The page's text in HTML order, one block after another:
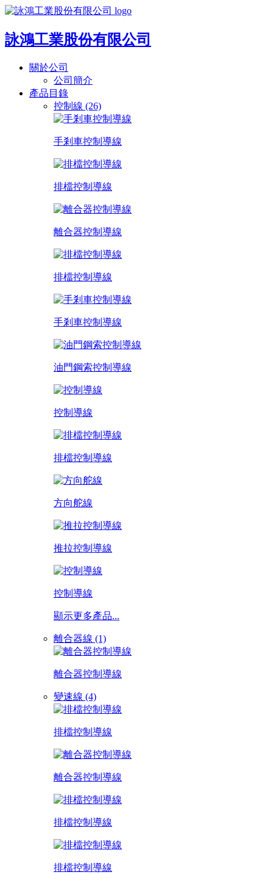
詠鴻工業股份有限公司
關於公司
公司簡介
產品目錄
控制線 (26)
手剎車控制導線
排檔控制導線
離合器控制導線
排檔控制導線
手剎車控制導線
油門鋼索控制導線
控制導線
排檔控制導線
方向舵線
推拉控制導線
控制導線
顯示更多產品...
離合器線 (1)
離合器控制導線
變速線 (4)
排檔控制導線
離合器控制導線
排檔控制導線
排檔控制導線